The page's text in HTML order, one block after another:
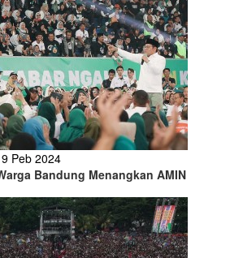
Peb 2024
Bandung Menangkan AMIN